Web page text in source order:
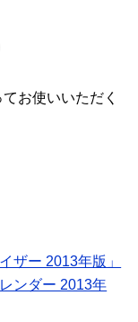
お使いいただく
ザー 2013年版」
ンダー 2013年